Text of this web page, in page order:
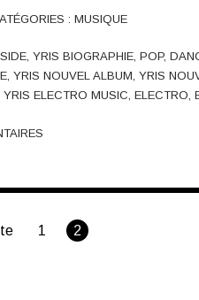
: MUSIQUE
, YRIS BIOGRAPHIE, POP,
, YRIS NOUVEL ALBUM, YRIS
YRIS ELECTRO MUSIC, ELECTRO,
1 2